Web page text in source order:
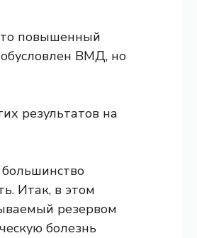
повышенный
ВМД, но
результатов на
Итак, в этом
резервом
болезнь